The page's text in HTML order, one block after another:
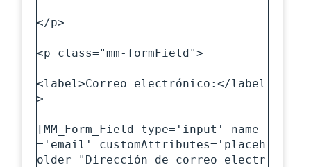
</p>
<p class="mm-formField">
<label>Correo electrónico:</label
>
[MM_Form_Field type='input' name
='email' customAttributes='placeh
older="Dirección de correo electr